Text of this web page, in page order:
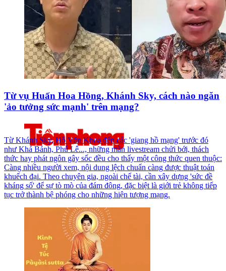
Từ vụ Huấn Hoa Hồng, Khánh Sky, cách nào ngăn
'ảo tưởng sức mạnh' trên mạng?
Từ Khánh Sky, Hồ Văn Khoa đến các 'giang hồ mạng' trước đó
như Khá Bảnh, Phú Lê..., những màn livestream chửi bới, thách
thức hay phát ngôn gây sốc đều cho thấy một công thức quen thuộc:
Càng nhiều người xem, nội dung lệch chuẩn càng được thuật toán
khuếch đại. Theo chuyên gia, ngoài chế tài, cần xây dựng 'sức đề
kháng số' để sự tò mò của đám đông, đặc biệt là giới trẻ không tiếp
tục trở thành bệ phóng cho những hiện tượng mạng.